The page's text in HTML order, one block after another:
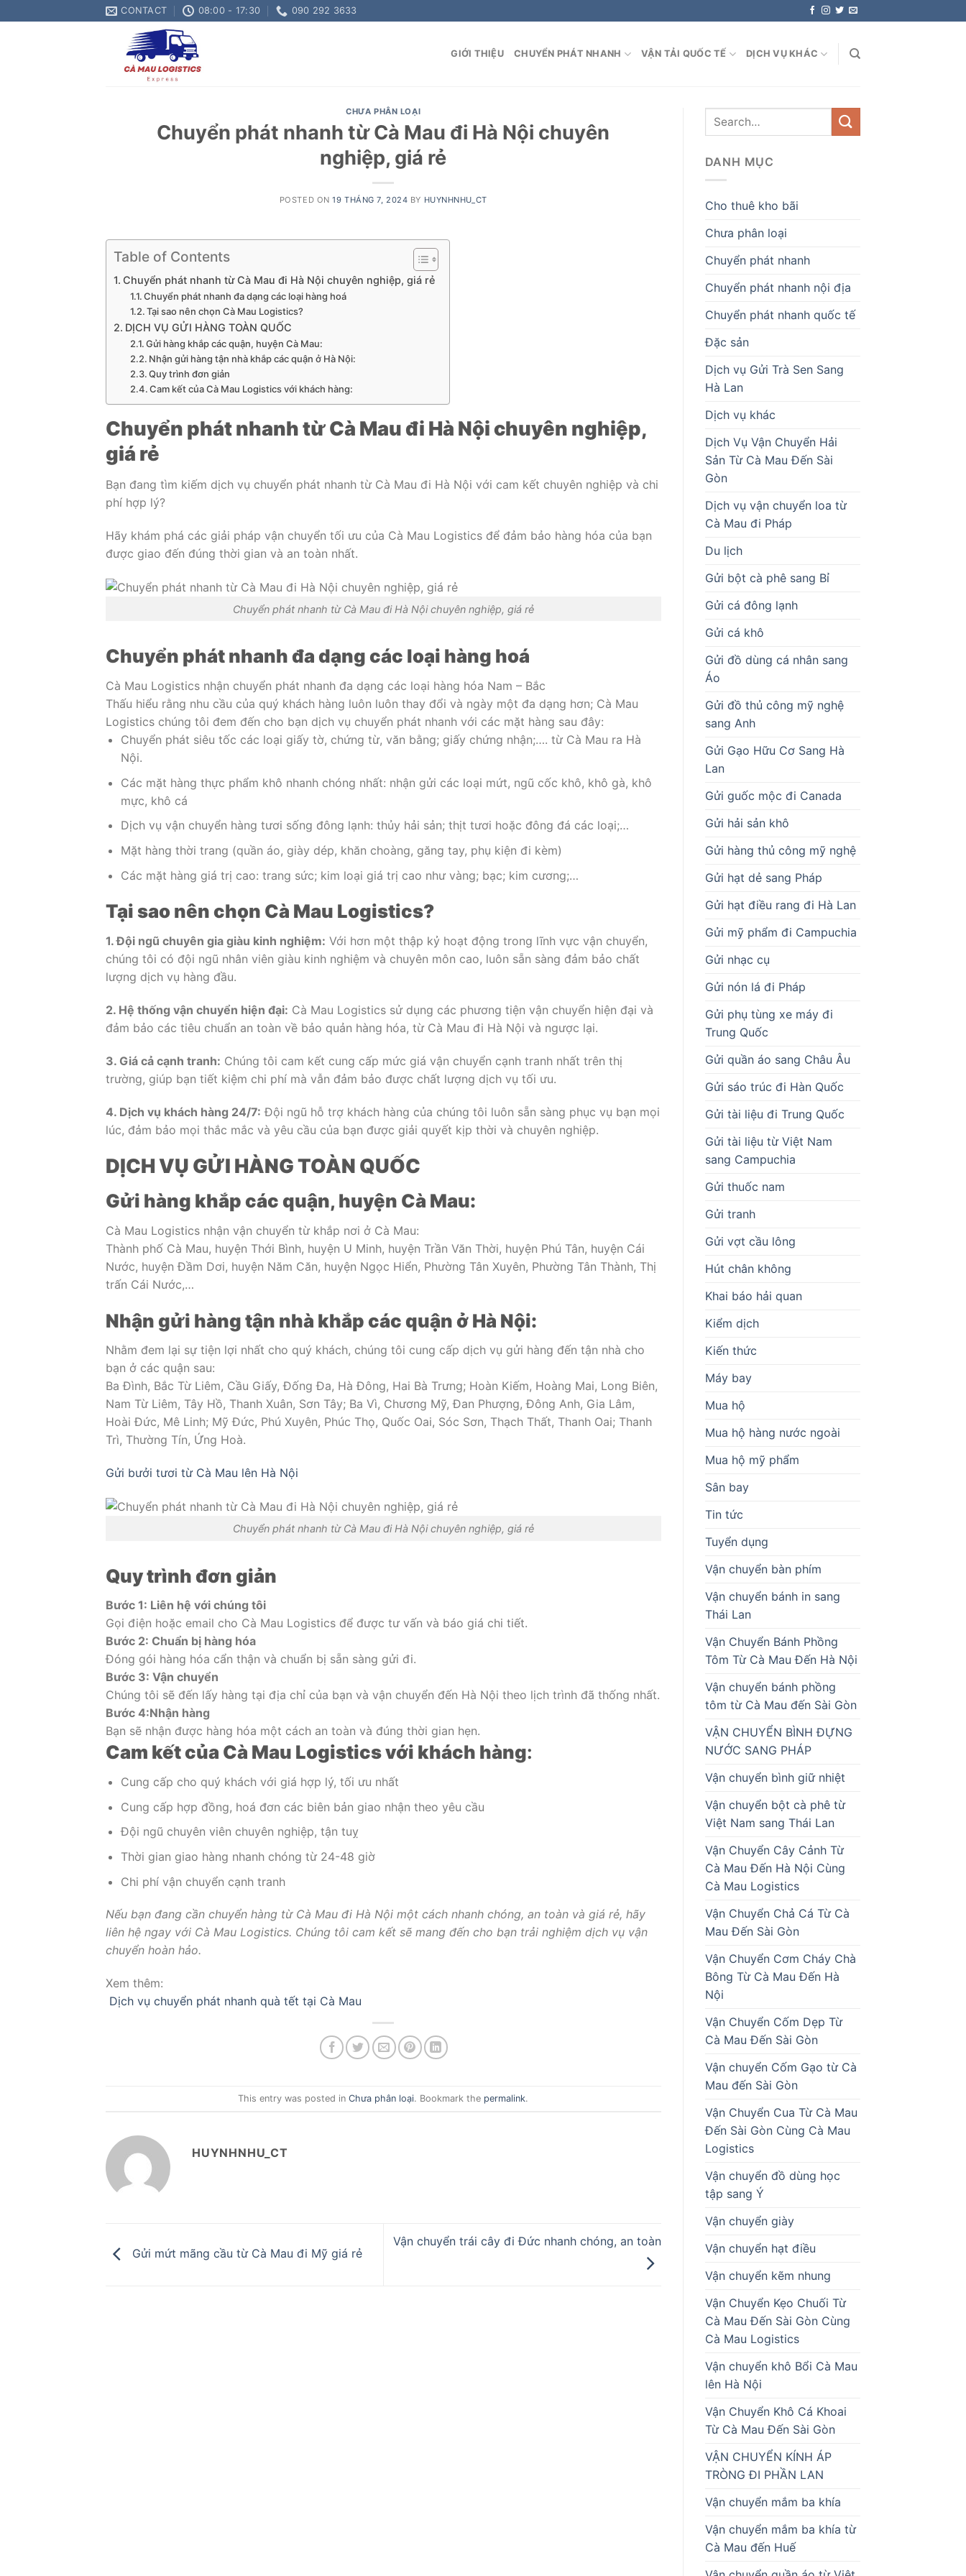
to
CONTACT 08:00 - 17:30 090 292 3633
GIỚI THIỆU CHUYỂN PHÁT NHANH VẬN TẢI QUỐC TẾ DỊCH VỤ KHÁC
CHƯA PHÂN LOẠI
Chuyển phát nhanh từ Cà Mau đi Hà Nội chuyên
nghiệp, giá rẻ
POSTED ON19 THÁNG 7, 2024 BY HUYNHNHU_CT
Table of Contents
Chuyển phát nhanh từ Cà Mau đi Hà Nội chuyên nghiệp, giá rẻ
Chuyển phát nhanh đa dạng các loại hàng hoá
Tại sao nên chọn Cà Mau Logistics?
DỊCH VỤ GỬI HÀNG TOÀN QUỐC
Gửi hàng khắp các quận, huyện Cà Mau:
Nhận gửi hàng tận nhà khắp các quận ở Hà Nội:
Quy trình đơn giản
Cam kết của Cà Mau Logistics với khách hàng:
Chuyển phát nhanh từ Cà Mau đi Hà Nội chuyên nghiệp,
giá rẻ
Bạn đang tìm kiếm dịch vụ chuyển phát nhanh từ Cà Mau đi Hà Nội với cam kết chuyên nghiệp và chi
phí hợp lý?
Hãy khám phá các giải pháp vận chuyển tối ưu của Cà Mau Logistics để đảm bảo hàng hóa của bạn
được giao đến đúng thời gian và an toàn nhất.
Chuyển phát nhanh từ Cà Mau đi Hà Nội chuyên nghiệp, giá rẻ
Chuyển phát nhanh đa dạng các loại hàng hoá
Cà Mau Logistics nhận chuyển phát nhanh đa dạng các loại hàng hóa Nam – Bắc
Thấu hiểu rằng nhu cầu của quý khách hàng luôn luôn thay đổi và ngày một đa dạng hơn; Cà Mau
Logistics chúng tôi đem đến cho bạn dịch vụ chuyển phát nhanh với các mặt hàng sau đây:
Chuyển phát siêu tốc các loại giấy tờ, chứng từ, văn bằng; giấy chứng nhận;…. từ Cà Mau ra Hà
Nội.
Các mặt hàng thực phẩm khô nhanh chóng nhất: nhận gửi các loại mứt, ngũ cốc khô, khô gà, khô
mực, khô cá
Dịch vụ vận chuyển hàng tươi sống đông lạnh: thủy hải sản; thịt tươi hoặc đông đá các loại;…
Mặt hàng thời trang (quần áo, giày dép, khăn choàng, găng tay, phụ kiện đi kèm)
Các mặt hàng giá trị cao: trang sức; kim loại giá trị cao như vàng; bạc; kim cương;…
Tại sao nên chọn Cà Mau Logistics?
1. Đội ngũ chuyên gia giàu kinh nghiệm: Với hơn một thập kỷ hoạt động trong lĩnh vực vận chuyển,
chúng tôi có đội ngũ nhân viên giàu kinh nghiệm và chuyên môn cao, luôn sẵn sàng đảm bảo chất
lượng dịch vụ hàng đầu.
2. Hệ thống vận chuyển hiện đại: Cà Mau Logistics sử dụng các phương tiện vận chuyển hiện đại và
đảm bảo các tiêu chuẩn an toàn về bảo quản hàng hóa, từ Cà Mau đi Hà Nội và ngược lại.
3. Giá cả cạnh tranh: Chúng tôi cam kết cung cấp mức giá vận chuyển cạnh tranh nhất trên thị
trường, giúp bạn tiết kiệm chi phí mà vẫn đảm bảo được chất lượng dịch vụ tối ưu.
4. Dịch vụ khách hàng 24/7: Đội ngũ hỗ trợ khách hàng của chúng tôi luôn sẵn sàng phục vụ bạn mọi
lúc, đảm bảo mọi thắc mắc và yêu cầu của bạn được giải quyết kịp thời và chuyên nghiệp.
DỊCH VỤ GỬI HÀNG TOÀN QUỐC
Gửi hàng khắp các quận, huyện Cà Mau:
Cà Mau Logistics nhận vận chuyển từ khắp nơi ở Cà Mau:
Thành phố Cà Mau, huyện Thới Bình, huyện U Minh, huyện Trần Văn Thời, huyện Phú Tân, huyện Cái
Nước, huyện Đầm Dơi, huyện Năm Căn, huyện Ngọc Hiển, Phường Tân Xuyên, Phường Tân Thành, Thị
trấn Cái Nước,…
Nhận gửi hàng tận nhà khắp các quận ở Hà Nội:
Nhằm đem lại sự tiện lợi nhất cho quý khách, chúng tôi cung cấp dịch vụ gửi hàng đến tận nhà cho
bạn ở các quận sau:
Ba Đình, Bắc Từ Liêm, Cầu Giấy, Đống Đa, Hà Đông, Hai Bà Trưng; Hoàn Kiếm, Hoàng Mai, Long Biên,
Nam Từ Liêm, Tây Hồ, Thanh Xuân, Sơn Tây; Ba Vì, Chương Mỹ, Đan Phượng, Đông Anh, Gia Lâm,
Hoài Đức, Mê Linh; Mỹ Đức, Phú Xuyên, Phúc Thọ, Quốc Oai, Sóc Sơn, Thạch Thất, Thanh Oai; Thanh
Trì, Thường Tín, Ứng Hoà.
Gửi bưởi tươi từ Cà Mau lên Hà Nội
Chuyển phát nhanh từ Cà Mau đi Hà Nội chuyên nghiệp, giá rẻ
Quy trình đơn giản
Bước 1: Liên hệ với chúng tôi
Gọi điện hoặc email cho Cà Mau Logistics để được tư vấn và báo giá chi tiết.
Bước 2: Chuẩn bị hàng hóa
Đóng gói hàng hóa cẩn thận và chuẩn bị sẵn sàng gửi đi.
Bước 3: Vận chuyển
Chúng tôi sẽ đến lấy hàng tại địa chỉ của bạn và vận chuyển đến Hà Nội theo lịch trình đã thống nhất.
Bước 4:Nhận hàng
Bạn sẽ nhận được hàng hóa một cách an toàn và đúng thời gian hẹn.
Cam kết của Cà Mau Logistics với khách hàng:
Cung cấp cho quý khách với giá hợp lý, tối ưu nhất
Cung cấp hợp đồng, hoá đơn các biên bản giao nhận theo yêu cầu
Đội ngũ chuyên viên chuyên nghiệp, tận tuỵ
Thời gian giao hàng nhanh chóng từ 24-48 giờ
Chi phí vận chuyển cạnh tranh
Nếu bạn đang cần chuyển hàng từ Cà Mau đi Hà Nội một cách nhanh chóng, an toàn và giá rẻ, hãy
liên hệ ngay với Cà Mau Logistics. Chúng tôi cam kết sẽ mang đến cho bạn trải nghiệm dịch vụ vận
chuyển hoàn hảo.
Xem thêm:
Dịch vụ chuyển phát nhanh quà tết tại Cà Mau
This entry was posted inChưa phân loại. Bookmark the permalink.
HUYNHNHU_CT
Gửi mứt mãng cầu từ Cà Mau đi Mỹ giá rẻ
Vận chuyển trái cây đi Đức nhanh chóng, an toàn
DANH MỤC
Cho thuê kho bãi
Chưa phân loại
Chuyển phát nhanh
Chuyển phát nhanh nội địa
Chuyển phát nhanh quốc tế
Đặc sản
Dịch vụ Gửi Trà Sen Sang
Hà Lan
Dịch vụ khác
Dịch Vụ Vận Chuyển Hải
Sản Từ Cà Mau Đến Sài
Gòn
Dịch vụ vận chuyển loa từ
Cà Mau đi Pháp
Du lịch
Gửi bột cà phê sang Bỉ
Gửi cá đông lạnh
Gửi cá khô
Gửi đồ dùng cá nhân sang
Áo
Gửi đồ thủ công mỹ nghệ
sang Anh
Gửi Gạo Hữu Cơ Sang Hà
Lan
Gửi guốc mộc đi Canada
Gửi hải sản khô
Gửi hàng thủ công mỹ nghệ
Gửi hạt dẻ sang Pháp
Gửi hạt điều rang đi Hà Lan
Gửi mỹ phẩm đi Campuchia
Gửi nhạc cụ
Gửi nón lá đi Pháp
Gửi phụ tùng xe máy đi
Trung Quốc
Gửi quần áo sang Châu Âu
Gửi sáo trúc đi Hàn Quốc
Gửi tài liệu đi Trung Quốc
Gửi tài liệu từ Việt Nam
sang Campuchia
Gửi thuốc nam
Gửi tranh
Gửi vợt cầu lông
Hút chân không
Khai báo hải quan
Kiểm dịch
Kiến thức
Máy bay
Mua hộ
Mua hộ hàng nước ngoài
Mua hộ mỹ phẩm
Sân bay
Tin tức
Tuyển dụng
Vận chuyển bàn phím
Vận chuyển bánh in sang
Thái Lan
Vận Chuyển Bánh Phồng
Tôm Từ Cà Mau Đến Hà Nội
Vận chuyển bánh phồng
tôm từ Cà Mau đến Sài Gòn
VẬN CHUYỂN BÌNH ĐỰNG
NƯỚC SANG PHÁP
Vận chuyển bình giữ nhiệt
Vận chuyển bột cà phê từ
Việt Nam sang Thái Lan
Vận Chuyển Cây Cảnh Từ
Cà Mau Đến Hà Nội Cùng
Cà Mau Logistics
Vận Chuyển Chả Cá Từ Cà
Mau Đến Sài Gòn
Vận Chuyển Cơm Cháy Chà
Bông Từ Cà Mau Đến Hà
Nội
Vận Chuyển Cốm Dẹp Từ
Cà Mau Đến Sài Gòn
Vận chuyển Cốm Gạo từ Cà
Mau đến Sài Gòn
Vận Chuyển Cua Từ Cà Mau
Đến Sài Gòn Cùng Cà Mau
Logistics
Vận chuyển đồ dùng học
tập sang Ý
Vận chuyển giày
Vận chuyển hạt điều
Vận chuyển kẽm nhung
Vận Chuyển Kẹo Chuối Từ
Cà Mau Đến Sài Gòn Cùng
Cà Mau Logistics
Vận chuyển khô Bổi Cà Mau
lên Hà Nội
Vận Chuyển Khô Cá Khoai
Từ Cà Mau Đến Sài Gòn
VẬN CHUYỂN KÍNH ÁP
TRÒNG ĐI PHẦN LAN
Vận chuyển mắm ba khía
Vận chuyển mắm ba khía từ
Cà Mau đến Huế